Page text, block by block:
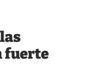
fuerte